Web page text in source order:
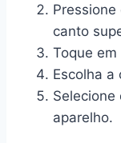
canto
Toque em
Escolha a
Selecione
aparelho.